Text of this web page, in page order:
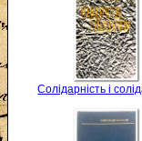
Солідарність і